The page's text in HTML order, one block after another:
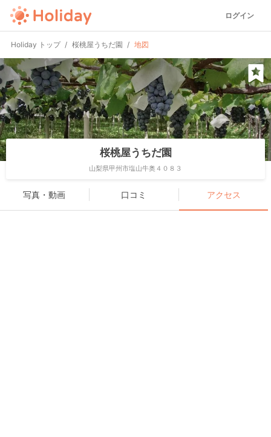
ログイン
Holiday トップ 桜桃屋うちだ園 地図
桜桃屋うちだ園
山梨県甲州市塩山牛奥４０８３
写真・動画 口コミ アクセス